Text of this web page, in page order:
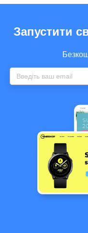
Запустити